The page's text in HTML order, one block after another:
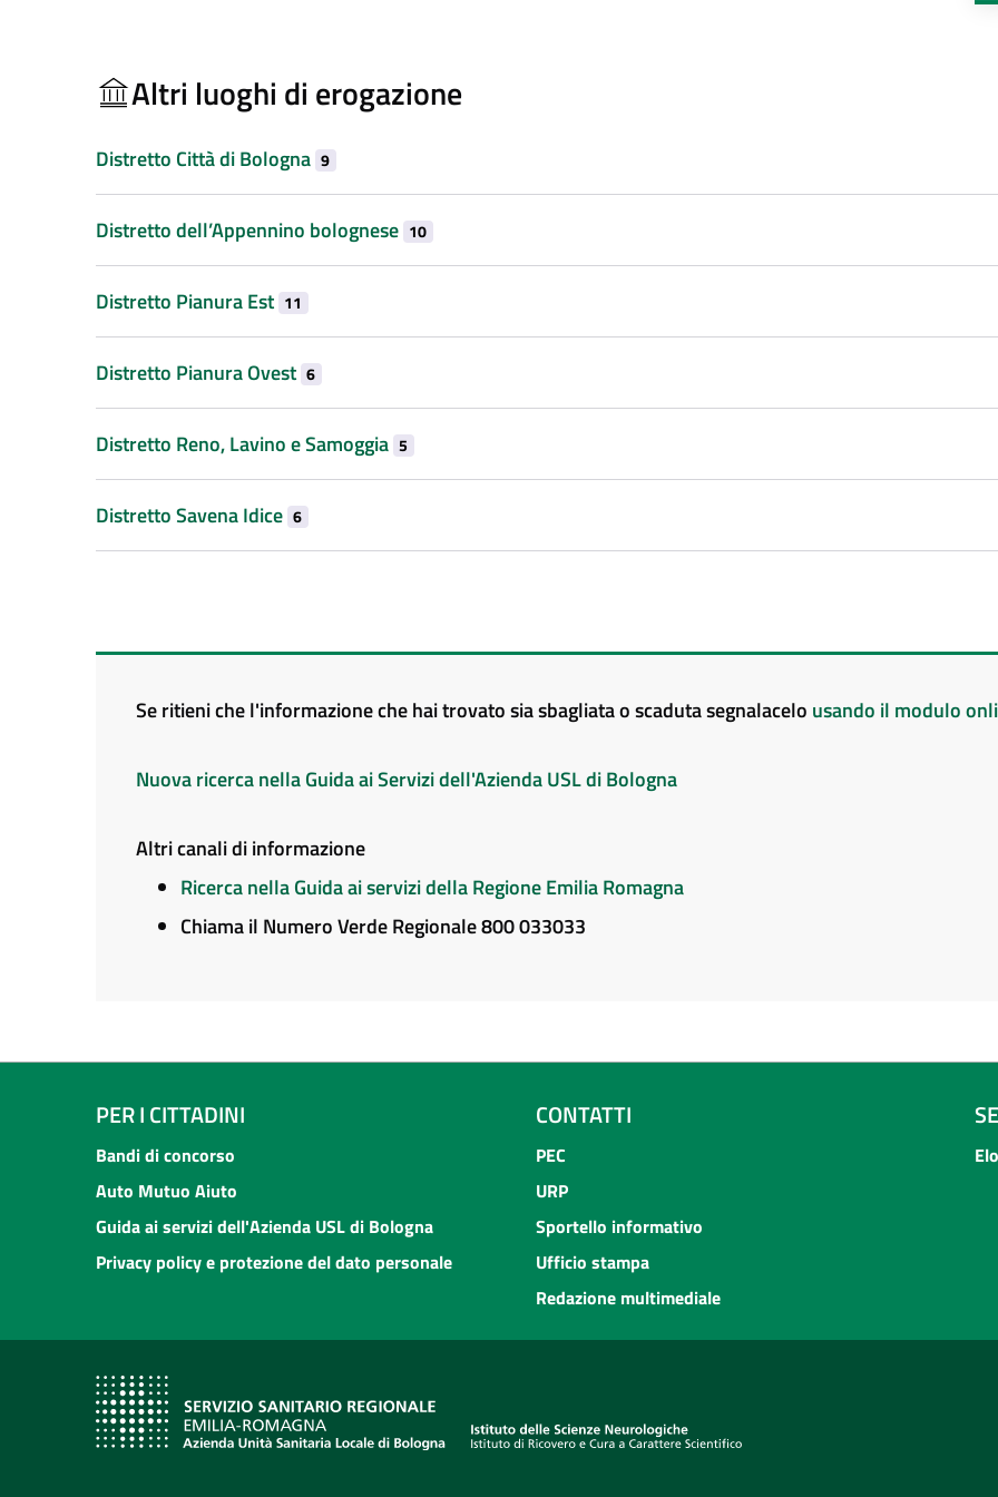
Altri luoghi di erogazione
Distretto Città di Bologna 9
Distretto dell’Appennino bolognese 10
Distretto Pianura Est 11
Distretto Pianura Ovest 6
Distretto Reno, Lavino e Samoggia 5
Distretto Savena Idice 6
Se ritieni che l'informazione che hai trovato sia sbagliata o scaduta segnalacelo usando il modulo
Nuova ricerca nella Guida ai Servizi dell'Azienda USL di Bologna
Altri canali di informazione
Ricerca nella Guida ai servizi della Regione Emilia Romagna
Chiama il Numero Verde Regionale 800 033033
PER I CITTADINI
Bandi di concorso
Auto Mutuo Aiuto
Guida ai servizi dell'Azienda USL di Bologna
Privacy policy e protezione del dato personale
CONTATTI
PEC
URP
Sportello informativo
Ufficio stampa
Redazione multimediale